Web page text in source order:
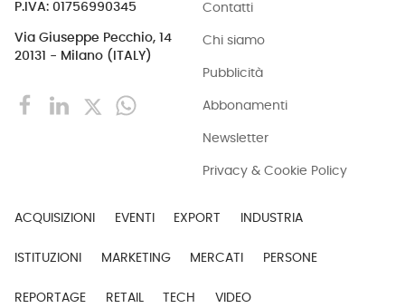
P.IVA: 01756990345
Via Giuseppe Pecchio, 14
20131 - Milano (ITALY)
Contatti
Chi siamo
Pubblicità
Abbonamenti
Newsletter
Privacy & Cookie Policy
ACQUISIZIONI EVENTI EXPORT INDUSTRIA
ISTITUZIONI MARKETING MERCATI PERSONE
REPORTAGE RETAIL TECH VIDEO